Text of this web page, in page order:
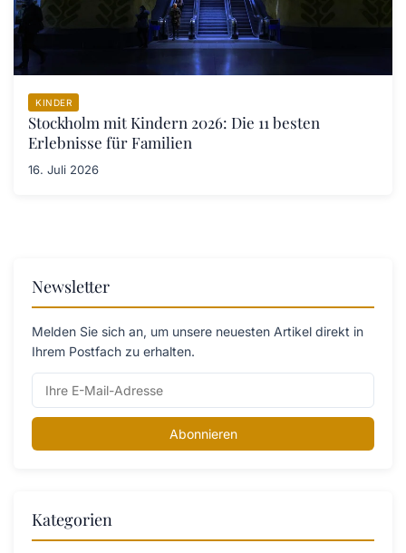
KINDER
Stockholm mit Kindern 2026: Die 11 besten
Erlebnisse für Familien
16. Juli 2026
Newsletter
Melden Sie sich an, um unsere neuesten Artikel direkt in
Ihrem Postfach zu erhalten.
Abonnieren
Kategorien